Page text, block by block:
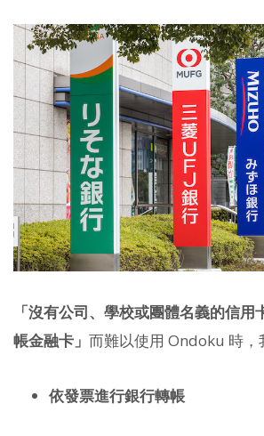
「沒有公司、學校或團體名義的信
帳金融卡」 而難以使用 Ondoku 時，
依發票進行銀行轉帳